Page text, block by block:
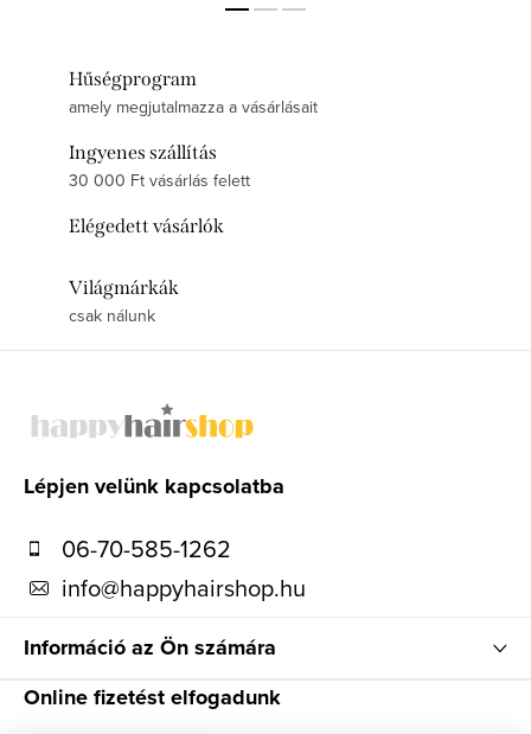
Hűségprogram
amely megjutalmazza a vásárlásait
Ingyenes szállítás
30 000 Ft vásárlás felett
Elégedett vásárlók
Világmárkák
csak nálunk
Lépjen velünk kapcsolatba
06-70-585-1262
info@happyhairshop.hu
Információ az Ön számára
Online fizetést elfogadunk